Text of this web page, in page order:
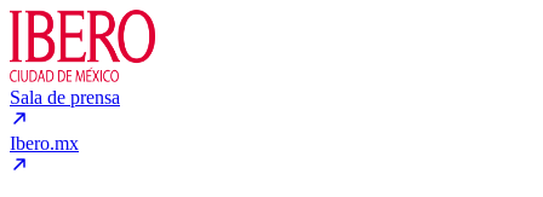
Sala de prensa
Ibero.mx